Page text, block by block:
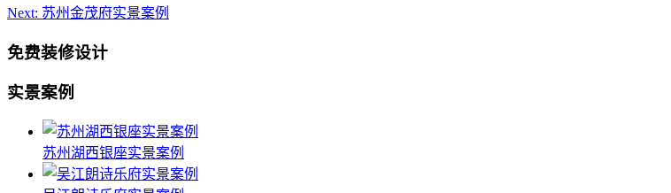
Next: 苏州金茂府实景案例
免费装修设计
实景案例
苏州湖西银座实景案例